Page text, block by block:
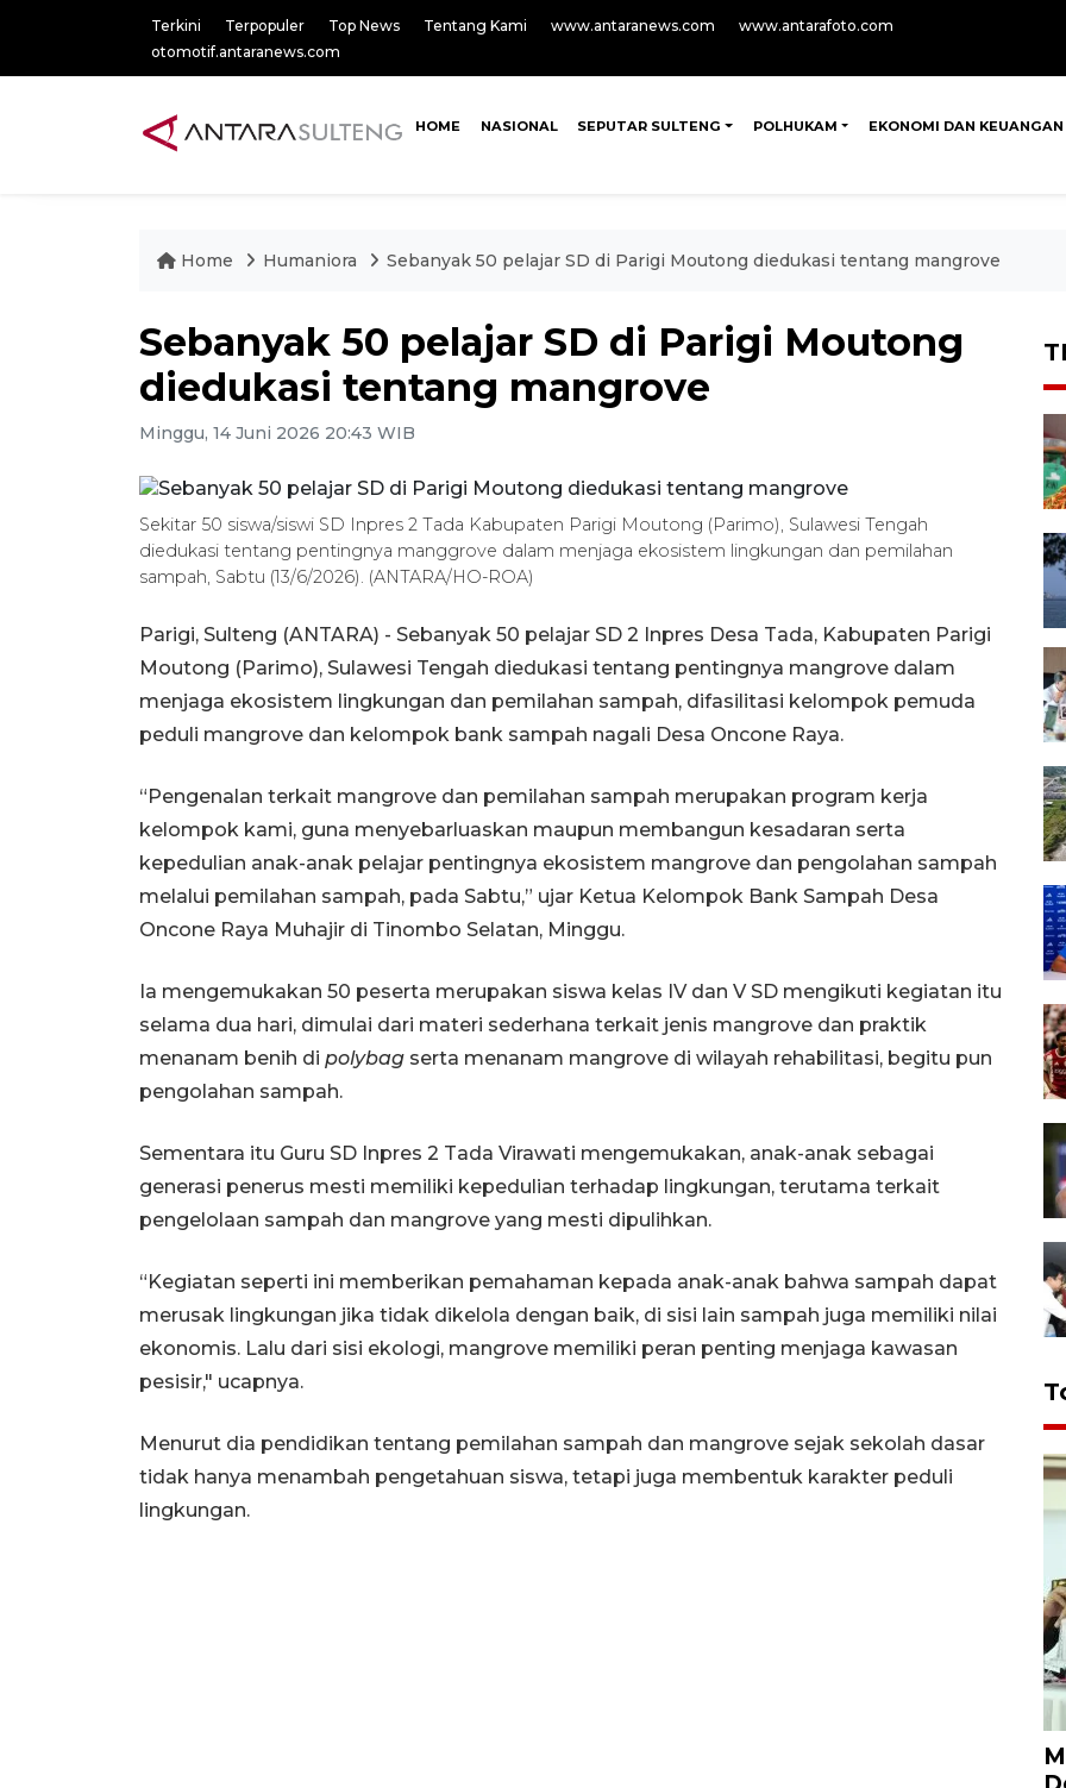
Terkini Terpopuler Top News Tentang Kami www.antaranews.com
www.antarafoto.com
otomotif.antaranews.com
HOME NASIONAL SEPUTAR SULTENG POLHUKAM EKONOMI DAN KEUANGAN
Home Humaniora Sebanyak 50 pelajar SD di Parigi Moutong diedukasi tentang mangrove
Sebanyak 50 pelajar SD di Parigi Moutong
diedukasi tentang mangrove
Minggu, 14 Juni 2026 20:43 WIB
Sekitar 50 siswa/siswi SD Inpres 2 Tada Kabupaten Parigi Moutong (Parimo), Sulawesi Tengah
diedukasi tentang pentingnya manggrove dalam menjaga ekosistem lingkungan dan pemilahan
sampah, Sabtu (13/6/2026). (ANTARA/HO-ROA)
Parigi, Sulteng (ANTARA) - Sebanyak 50 pelajar SD 2 Inpres Desa Tada, Kabupaten Parigi
Moutong (Parimo), Sulawesi Tengah diedukasi tentang pentingnya mangrove dalam
menjaga ekosistem lingkungan dan pemilahan sampah, difasilitasi kelompok pemuda
peduli mangrove dan kelompok bank sampah nagali Desa Oncone Raya.
“Pengenalan terkait mangrove dan pemilahan sampah merupakan program kerja
kelompok kami, guna menyebarluaskan maupun membangun kesadaran serta
kepedulian anak-anak pelajar pentingnya ekosistem mangrove dan pengolahan sampah
melalui pemilahan sampah, pada Sabtu,” ujar Ketua Kelompok Bank Sampah Desa
Oncone Raya Muhajir di Tinombo Selatan, Minggu.
Ia mengemukakan 50 peserta merupakan siswa kelas IV dan V SD mengikuti kegiatan itu
selama dua hari, dimulai dari materi sederhana terkait jenis mangrove dan praktik
menanam benih di polybag serta menanam mangrove di wilayah rehabilitasi, begitu pun
pengolahan sampah.
Sementara itu Guru SD Inpres 2 Tada Virawati mengemukakan, anak-anak sebagai
generasi penerus mesti memiliki kepedulian terhadap lingkungan, terutama terkait
pengelolaan sampah dan mangrove yang mesti dipulihkan.
“Kegiatan seperti ini memberikan pemahaman kepada anak-anak bahwa sampah dapat
merusak lingkungan jika tidak dikelola dengan baik, di sisi lain sampah juga memiliki nilai
ekonomis. Lalu dari sisi ekologi, mangrove memiliki peran penting menjaga kawasan
pesisir," ucapnya.
Menurut dia pendidikan tentang pemilahan sampah dan mangrove sejak sekolah dasar
tidak hanya menambah pengetahuan siswa, tetapi juga membentuk karakter peduli
lingkungan.